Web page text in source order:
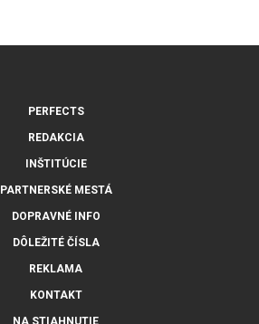
PERFECTS
REDAKCIA
INŠTITÚCIE
PARTNERSKÉ MESTÁ
DOPRAVNÉ INFO
DÔLEŽITÉ ČÍSLA
REKLAMA
KONTAKT
NA STIAHNUTIE